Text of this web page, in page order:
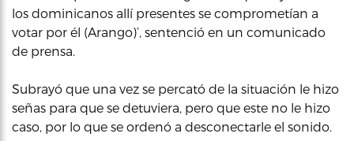
los dominicanos allí presentes se comprometían a
votar por él (Arango)’, sentenció en un comunicado
de prensa.
Subrayó que una vez se percató de la situación le hizo
señas para que se detuviera, pero que este no le hizo
caso, por lo que se ordenó a desconectarle el sonido.